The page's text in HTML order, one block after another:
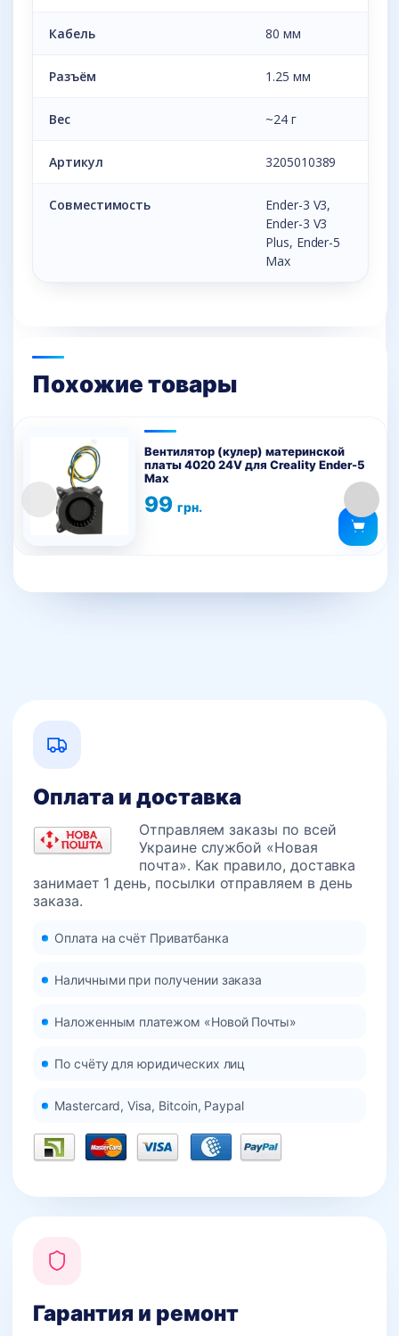
Кабель 80 мм
Разъём 1.25 мм
Вес ~24 г
Артикул 3205010389
Совместимость
Ender-3 V3,
Ender-3 V3
Plus, Ender-5
Max
Похожие товары
Вентилятор (кулер) материнской
платы 4020 24V для Creality Ender-5
Max
99 грн.
Оплата и доставка
Отправляем заказы по всей
Украине службой «Новая
почта». Как правило, доставка
занимает 1 день, посылки отправляем в день
заказа.
Оплата на счёт Приватбанка
Наличными при получении заказа
Наложенным платежом «Новой Почты»
По счёту для юридических лиц
Mastercard, Visa, Bitcoin, Paypal
Гарантия и ремонт